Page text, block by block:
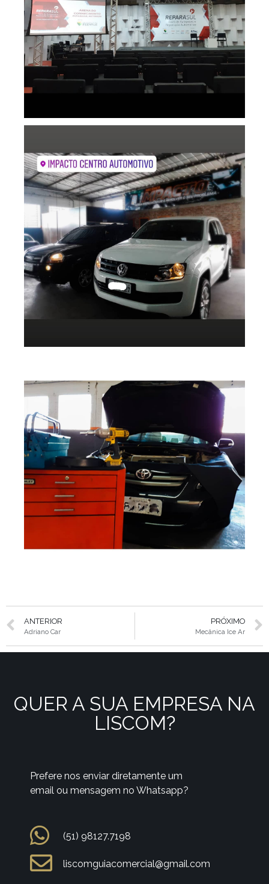
ANTERIOR
Adriano Car
PRÓXIMO
Mecânica Ice Ar
QUER A SUA EMPRESA NA
LISCOM?
Prefere nos enviar diretamente um
email ou mensagem no Whatsapp?
(51) 98127.7198
liscomguiacomercial@gmail.com